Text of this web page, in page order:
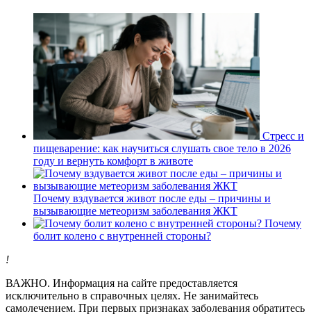
Стресс и
пищеварение: как научиться слушать свое тело в 2026
году и вернуть комфорт в животе
Почему вздувается живот после еды – причины и
вызывающие метеоризм заболевания ЖКТ
Почему
болит колено с внутренней стороны?
!
ВАЖНО. Информация на сайте предоставляется
исключительно в справочных целях. Не занимайтесь
самолечением. При первых признаках заболевания обратитесь